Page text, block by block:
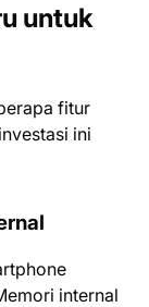
untuk
fitur
ini
internal